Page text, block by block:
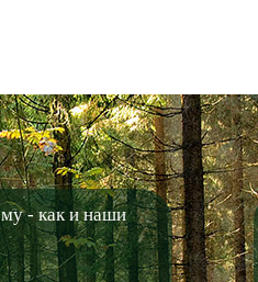
- как и наши